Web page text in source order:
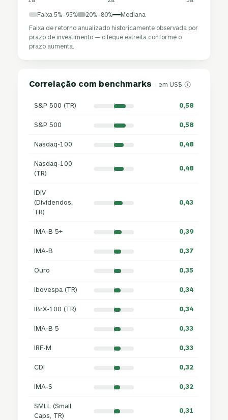
Faixa 5%–95% 20%–80%
Mediana
Faixa de retorno anualizado historicamente observada por
prazo de investimento — o leque estreita conforme o
prazo aumenta.
Correlação com benchmarks · em US$
S&P 500 (TR) 0,58
S&P 500 0,58
Nasdaq-100 0,48
Nasdaq-100
(TR)
0,48
IDIV
(Dividendos,
TR)
0,43
IMA-B 5+ 0,39
IMA-B 0,37
Ouro 0,35
Ibovespa (TR) 0,34
IBrX-100 (TR) 0,34
IMA-B 5 0,33
IRF-M 0,33
CDI 0,32
IMA-S 0,32
SMLL (Small
Caps, TR)
0,31